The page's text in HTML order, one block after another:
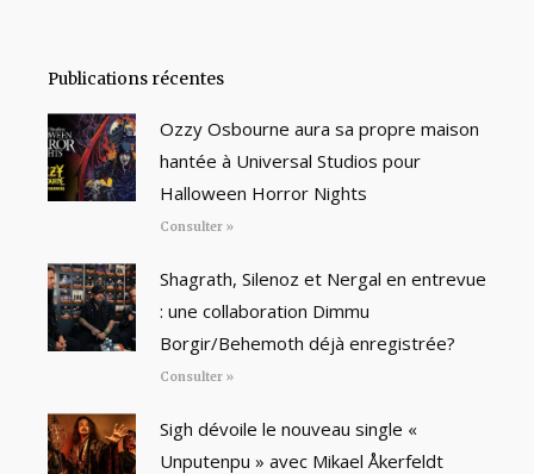
Publications récentes
Ozzy Osbourne aura sa propre maison
hantée à Universal Studios pour
Halloween Horror Nights
Consulter »
Shagrath, Silenoz et Nergal en entrevue
: une collaboration Dimmu
Borgir/Behemoth déjà enregistrée?
Consulter »
Sigh dévoile le nouveau single «
Unputenpu » avec Mikael Åkerfeldt